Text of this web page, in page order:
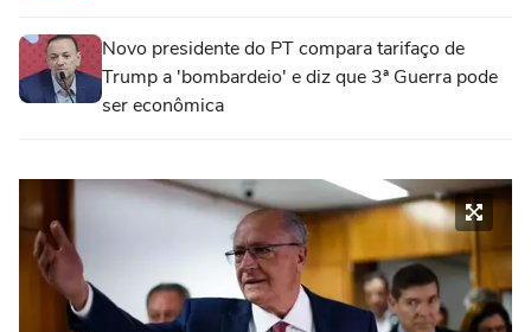
Novo presidente do PT compara tarifaço de
Trump a 'bombardeio' e diz que 3ª Guerra pode
ser econômica